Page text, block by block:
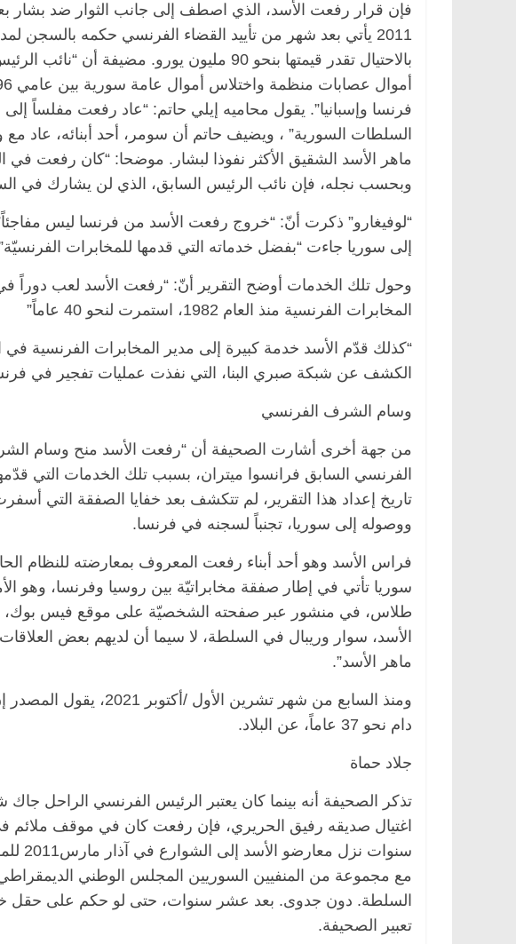
فإن قرار رفعت الأسد، الذي اصطف إلى جانب الثوار ضد بشار
2011 يأتي بعد شهر من تأييد القضاء الفرنسي حكمه
بالاحتيال تقدر قيمتها بنحو 90 مليون يورو.
فرنسا وإسبانيا”. يقول محاميه إيلي حاتم: “عاد رفعت مفلساً
السلطات السورية” ، ويضيف حاتم أن سومر، أحد أبنائه، عاد مع
وبحسب نجله، فإن نائب الرئيس السابق، الذي لن يشارك في
“لوفيغارو” ذكرت أنّ: “خروج رفعت الأسد من فرنسا ليس
إلى سوريا جاءت “بفضل خدماته التي قدمها للمخابرات
وحول تلك الخدمات أوضح التقرير أنّ: “رفعت الأسد لعب
المخابرات الفرنسية منذ العام 1982، استمرت لنحو 40 عاماً”
الكشف عن شبكة صبري البنا، التي نفذت عمليات تفجير في
وسام الشرف الفرنسي
الفرنسي السابق فرانسوا ميتران، بسبب تلك الخدمات التي
تاريخ إعداد هذا التقرير، لم تتكشف بعد خفايا الصفقة التي
ووصوله إلى سوريا، تجنباً لسجنه في فرنسا.
فراس الأسد وهو أحد أبناء رفعت المعروف بمعارضته للنظام
سوريا تأتي في إطار صفقة مخابراتيّة بين روسيا وفرنسا، وهو
طلاس، في منشور عبر صفحته الشخصيّة على موقع فيس بوك،
الأسد، سوار وريبال في السلطة، لا سيما أن لديهم بعض
ماهر الأسد”.
ومنذ السابع من شهر تشرين
دام نحو 37 عاماً، عن البلاد.
جلاد حماة
تذكر الصحيفة أنه بينما كان يعتبر الرئيس الفرنسي الراحل
اغتيال صديقه رفيق الحريري، فإن رفعت كان في موقف
مع مجموعة من المنفيين السوريين المجلس الوطني
السلطة. دون جدوى. بعد عشر سنوات، حتى لو حكم على حقل
تعبير الصحيفة.
الرئيسية مصر ناس وناس
في ذكرى رحيله.. د. نور فرحات فقيه
قانوني دافع عن قضايا الوطن وانحاز
26 يناير، 2026
ناس وناس
فاروق.. خبير اقتصادي
بذكرى ميلاده وحيداً على أبواب